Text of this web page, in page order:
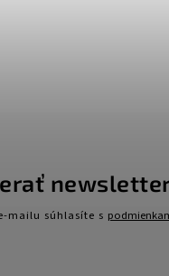
mailu súhlasíte s